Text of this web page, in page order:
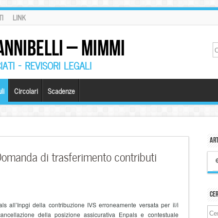
LINK
– MIMMI
– REVISORI LEGALI
Circolari Scadenze
di trasferimento contributi
all’Inpgi della contribuzione IVS erroneamente versata per il/i
della posizione assicurativa Enpals e contestuale